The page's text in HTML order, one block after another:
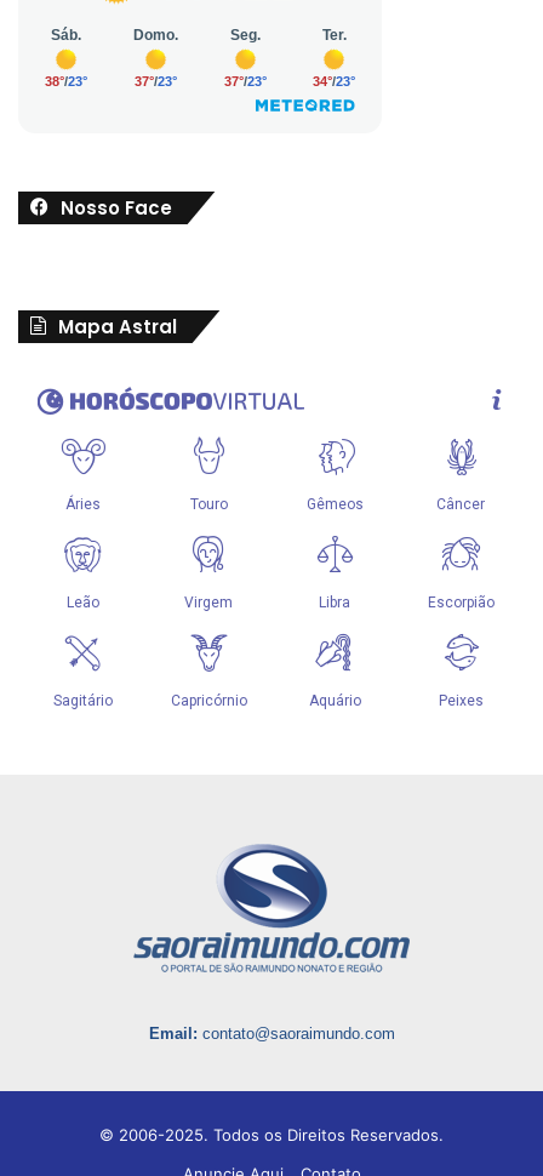
Nosso Face
Mapa Astral
Email: contato@saoraimundo.com
© 2006-2025. Todos os Direitos Reservados.